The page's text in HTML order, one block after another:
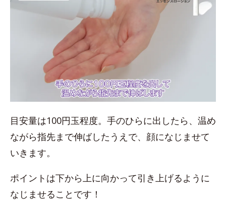
目安量は100円玉程度。手のひらに出したら、温め
ながら指先まで伸ばしたうえで、顔になじませて
いきます。
ポイントは下から上に向かって引き上げるように
なじませることです！